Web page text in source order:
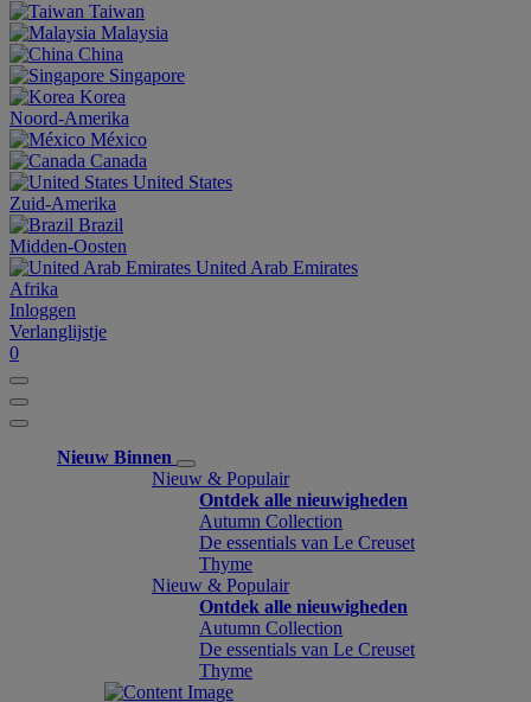
Taiwan
Malaysia
China
Singapore
Korea
Noord-Amerika
México
Canada
United States
Zuid-Amerika
Brazil
Midden-Oosten
United Arab Emirates
Afrika
Inloggen
Verlanglijstje
0
Nieuw Binnen
Nieuw & Populair
Ontdek alle nieuwigheden
Autumn Collection
De essentials van Le Creuset
Thyme
Nieuw & Populair
Ontdek alle nieuwigheden
Autumn Collection
De essentials van Le Creuset
Thyme